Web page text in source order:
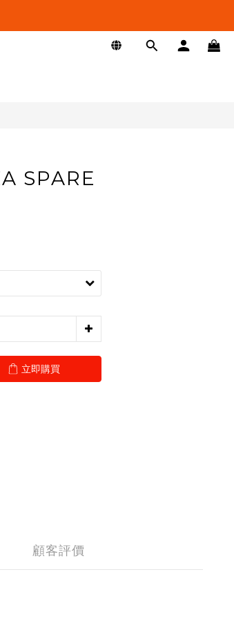
SPARE
立即購買
顧客評價
立即購買